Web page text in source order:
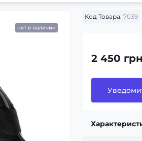
нет в наличии
Код Товара: 7039
2 450